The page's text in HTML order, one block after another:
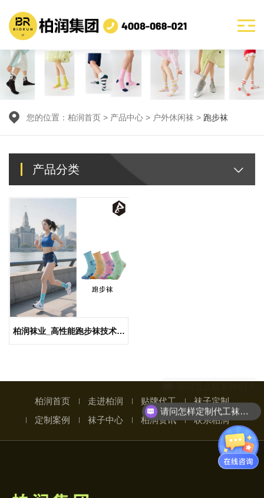
您的位置： 柏润首页 > 产品中心 > 户外休闲袜 > 跑步袜
产品分类
柏润袜业_高性能跑步袜技术赋
学,助力品牌抢占千亿运动市场
柏润首页 走进柏润 贴牌代工
袜子定制
定制案例
袜子中心 柏润资讯 联系柏润
请问怎样定制代工袜子呢